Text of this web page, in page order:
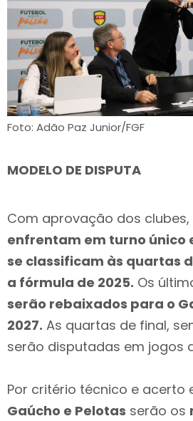
Foto: Adão Paz Junior/FGF
MODELO DE DISPUTA
Com aprovação dos clubes,
enfrentam em turno único
se classificam às quartas
a fórmula de 2025. Os
serão rebaixados para o
2027. As quartas de final,
serão disputadas em jogos
Por critério técnico e acerto
Gaúcho e Pelotas serão os